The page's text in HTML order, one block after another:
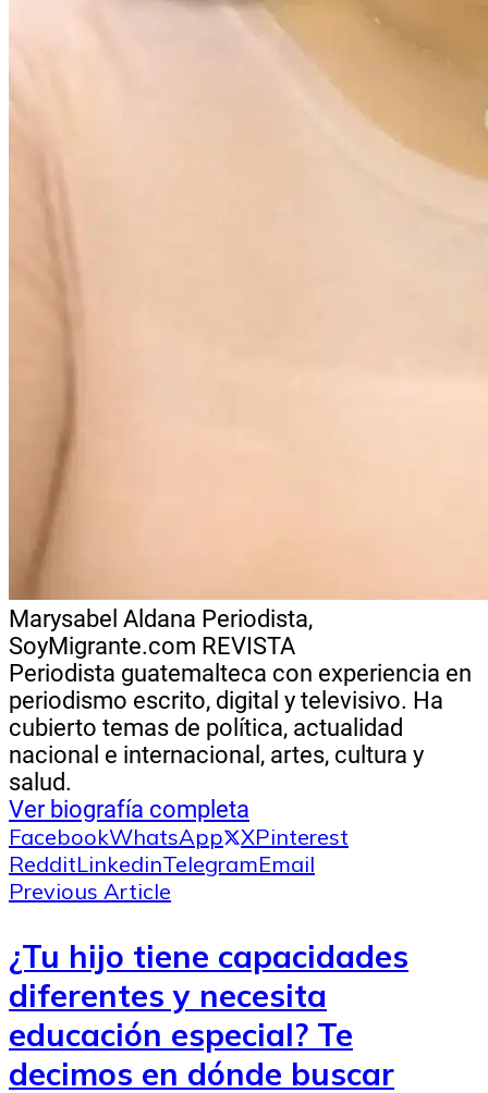
Marysabel Aldana Periodista,
SoyMigrante.com REVISTA
Periodista guatemalteca con experiencia en
periodismo escrito, digital y televisivo. Ha
cubierto temas de política, actualidad
nacional e internacional, artes, cultura y
salud.
Ver biografía completa
FacebookWhatsApp XPinterest
RedditLinkedinTelegramEmail
Previous Article
¿Tu hijo tiene capacidades
diferentes y necesita
educación especial? Te
decimos en dónde buscar